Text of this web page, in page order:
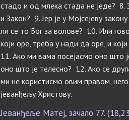
стадо и од млека стада не једе?
и Закон? 9. Јер је у Мојсејеву
ли се то Бог за волове? 10. Или
који оре, треба у нади да оре, и
11. Ако ми вама посејасмо оно што
оно што је телесно? 12. Ако се
ми не користисмо овим правом,
јеванђељу Христову.
Јеванђеље Матеј, зачало 77.